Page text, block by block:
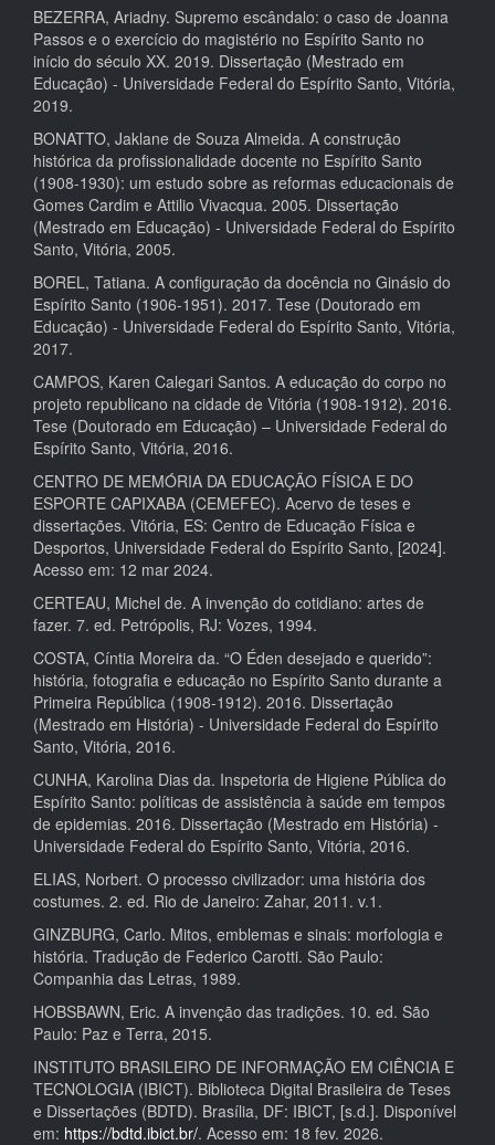
BEZERRA, Ariadny. Supremo escândalo: o caso de Joanna
Passos e o exercício do magistério no Espírito Santo no
início do século XX. 2019. Dissertação (Mestrado em
Educação) - Universidade Federal do Espírito Santo, Vitória,
2019.
BONATTO, Jaklane de Souza Almeida. A construção
histórica da profissionalidade docente no Espírito Santo
(1908-1930): um estudo sobre as reformas educacionais de
Gomes Cardim e Attilio Vivacqua. 2005. Dissertação
(Mestrado em Educação) - Universidade Federal do Espírito
Santo, Vitória, 2005.
BOREL, Tatiana. A configuração da docência no Ginásio do
Espírito Santo (1906-1951). 2017. Tese (Doutorado em
Educação) - Universidade Federal do Espírito Santo, Vitória,
2017.
CAMPOS, Karen Calegari Santos. A educação do corpo no
projeto republicano na cidade de Vitória (1908-1912). 2016.
Tese (Doutorado em Educação) – Universidade Federal do
Espírito Santo, Vitória, 2016.
CENTRO DE MEMÓRIA DA EDUCAÇÃO FÍSICA E DO
ESPORTE CAPIXABA (CEMEFEC). Acervo de teses e
dissertações. Vitória, ES: Centro de Educação Física e
Desportos, Universidade Federal do Espírito Santo, [2024].
Acesso em: 12 mar 2024.
CERTEAU, Michel de. A invenção do cotidiano: artes de
fazer. 7. ed. Petrópolis, RJ: Vozes, 1994.
COSTA, Cíntia Moreira da. “O Éden desejado e querido”:
história, fotografia e educação no Espírito Santo durante a
Primeira República (1908-1912). 2016. Dissertação
(Mestrado em História) - Universidade Federal do Espírito
Santo, Vitória, 2016.
CUNHA, Karolina Dias da. Inspetoria de Higiene Pública do
Espírito Santo: políticas de assistência à saúde em tempos
de epidemias. 2016. Dissertação (Mestrado em História) -
Universidade Federal do Espírito Santo, Vitória, 2016.
ELIAS, Norbert. O processo civilizador: uma história dos
costumes. 2. ed. Rio de Janeiro: Zahar, 2011. v.1.
GINZBURG, Carlo. Mitos, emblemas e sinais: morfologia e
história. Tradução de Federico Carotti. São Paulo:
Companhia das Letras, 1989.
HOBSBAWN, Eric. A invenção das tradições. 10. ed. São
Paulo: Paz e Terra, 2015.
INSTITUTO BRASILEIRO DE INFORMAÇÃO EM CIÊNCIA E
TECNOLOGIA (IBICT). Biblioteca Digital Brasileira de Teses
e Dissertações (BDTD). Brasília, DF: IBICT, [s.d.]. Disponível
em: https://bdtd.ibict.br/. Acesso em: 18 fev. 2026.